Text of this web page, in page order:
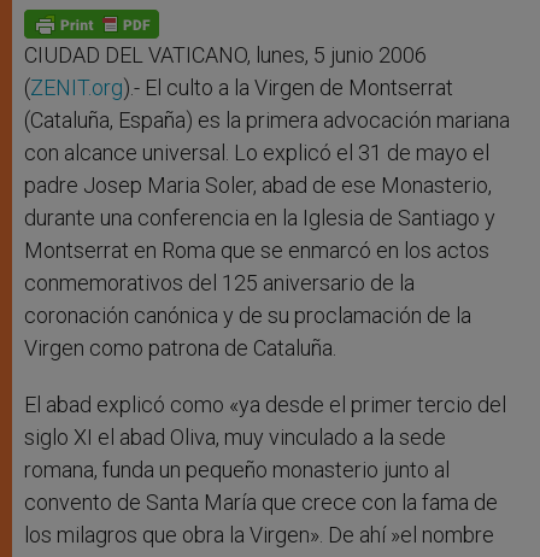
p
p
g
e
r
o
k
CIUDAD DEL VATICANO, lunes, 5 junio 2006
(ZENIT.org).- El culto a la Virgen de Montserrat
(Cataluña, España) es la primera advocación mariana
con alcance universal. Lo explicó el 31 de mayo el
padre Josep Maria Soler, abad de ese Monasterio,
durante una conferencia en la Iglesia de Santiago y
Montserrat en Roma que se enmarcó en los actos
conmemorativos del 125 aniversario de la
coronación canónica y de su proclamación de la
Virgen como patrona de Cataluña.
El abad explicó como «ya desde el primer tercio del
siglo XI el abad Oliva, muy vinculado a la sede
romana, funda un pequeño monasterio junto al
convento de Santa María que crece con la fama de
los milagros que obra la Virgen». De ahí »el nombre